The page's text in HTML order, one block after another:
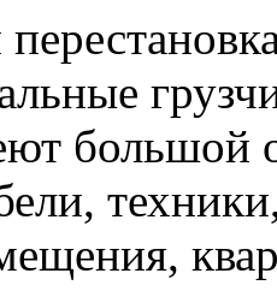
большой